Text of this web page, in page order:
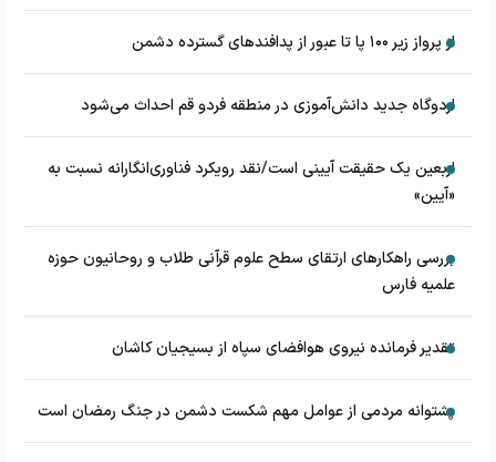
از پرواز زیر ۱۰۰ پا تا عبور از پدافند‌های گسترده دشمن
اردوگاه جدید دانش‌آموزی در منطقه فردو قم احداث می‌شود
اربعین یک حقیقت آیینی است/نقد رویکرد فناوری‌انگارانه نسبت به
«آیین»
بررسی راهکارهای ارتقای سطح علوم قرآنی طلاب و روحانیون حوزه
علمیه فارس
تقدیر فرمانده نیروی هوافضای سپاه از بسیجیان کاشان
پشتوانه مردمی از عوامل مهم شکست دشمن در جنگ رمضان است